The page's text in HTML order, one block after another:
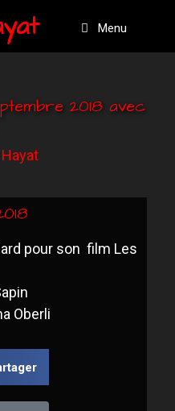
Menu
2018 avec
pour son film Les
Oberli